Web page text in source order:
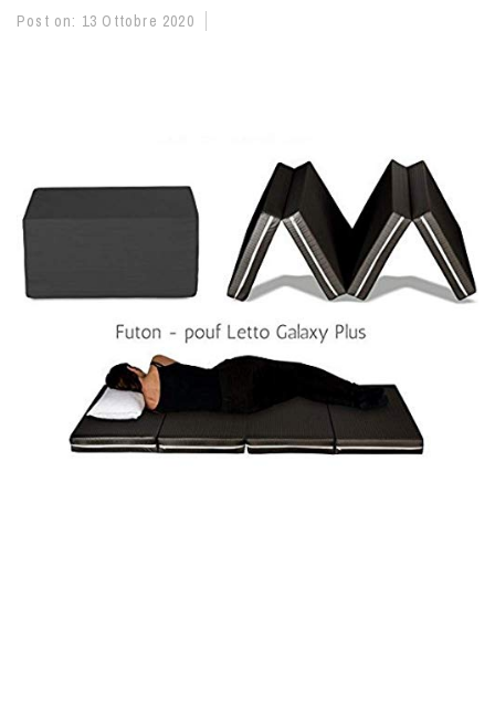
Post on: 13 Ottobre 2020